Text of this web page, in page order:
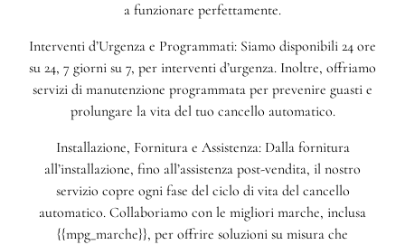
a funzionare perfettamente.
Interventi d’Urgenza e Programmati: Siamo disponibili 24 ore
su 24, 7 giorni su 7, per interventi d’urgenza. Inoltre, offriamo
servizi di manutenzione programmata per prevenire guasti e
prolungare la vita del tuo cancello automatico.
Installazione, Fornitura e Assistenza: Dalla fornitura
all’installazione, fino all’assistenza post-vendita, il nostro
servizio copre ogni fase del ciclo di vita del cancello
automatico. Collaboriamo con le migliori marche, inclusa
{{mpg_marche}}, per offrire soluzioni su misura che